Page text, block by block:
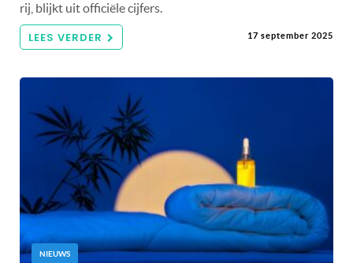
rij, blijkt uit officiële cijfers.
LEES VERDER 17 september 2025
NIEUWS